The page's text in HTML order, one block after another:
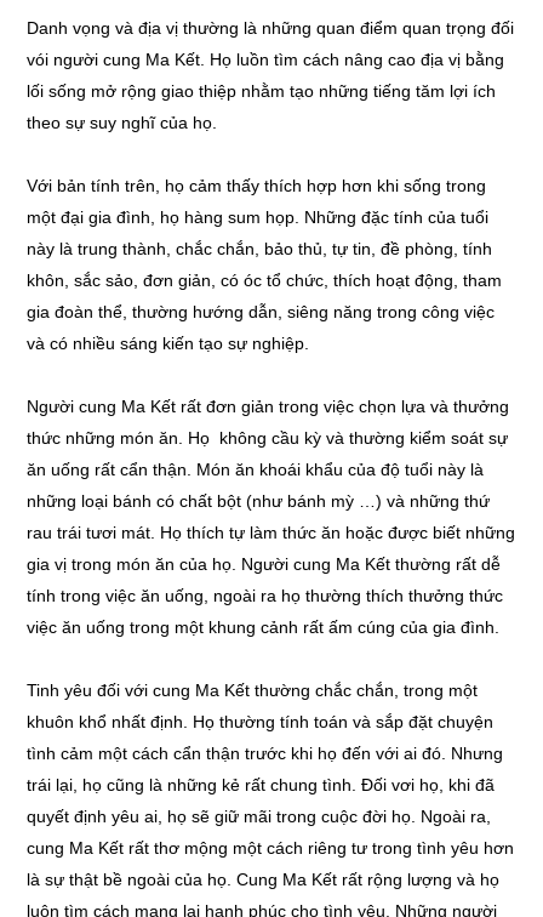
Danh vọng và địa vị thường là những quan điểm quan trọng đối
vói người cung Ma Kết. Họ luồn tìm cách nâng cao địa vị bằng
lối sống mở rộng giao thiệp nhằm tạo những tiếng tăm lợi ích
theo sự suy nghĩ của họ.
Với bản tính trên, họ cảm thấy thích hợp hơn khi sống trong
một đại gia đình, họ hàng sum họp. Những đặc tính của tuổi
này là trung thành, chắc chắn, bảo thủ, tự tin, đề phòng, tính
khôn, sắc sảo, đơn giản, có óc tổ chức, thích hoạt động, tham
gia đoàn thể, thường hướng dẫn, siêng năng trong công việc
và có nhiều sáng kiến tạo sự nghiệp.
Người cung Ma Kết rất đơn giản trong việc chọn lựa và thưởng
thức những món ăn. Họ không cầu kỳ và thường kiểm soát sự
ăn uống rất cẩn thận. Món ăn khoái khẩu của độ tuổi này là
những loại bánh có chất bột (như bánh mỳ …) và những thứ
rau trái tươi mát. Họ thích tự làm thức ăn hoặc được biết những
gia vị trong món ăn của họ. Người cung Ma Kết thường rất dễ
tính trong việc ăn uống, ngoài ra họ thường thích thưởng thức
việc ăn uống trong một khung cảnh rất ấm cúng của gia đình.
Tinh yêu đối với cung Ma Kết thường chắc chắn, trong một
khuôn khổ nhất định. Họ thường tính toán và sắp đặt chuyện
tình cảm một cách cẩn thận trước khi họ đến với ai đó. Nhưng
trái lại, họ cũng là những kẻ rất chung tình. Đối vơi họ, khi đã
quyết định yêu ai, họ sẽ giữ mãi trong cuộc đời họ. Ngoài ra,
cung Ma Kết rất thơ mộng một cách riêng tư trong tình yêu hơn
là sự thật bề ngoài của họ. Cung Ma Kết rất rộng lượng và họ
luôn tìm cách mang lại hạnh phúc cho tình yêu. Những người